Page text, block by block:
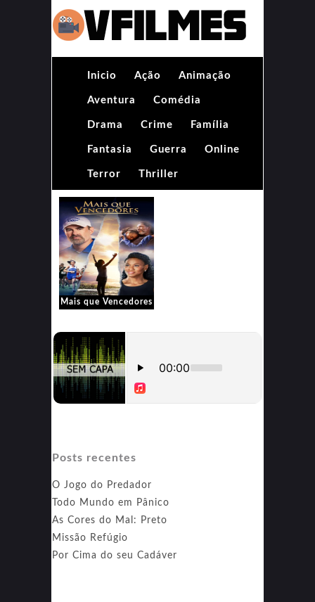
Inicio Ação Animação
Aventura Comédia
Drama Crime Família
Fantasia Guerra Online
Terror Thriller
Mais que Vencedores
Posts recentes
O Jogo do Predador
Todo Mundo em Pânico
As Cores do Mal: Preto
Missão Refúgio
Por Cima do seu Cadáver